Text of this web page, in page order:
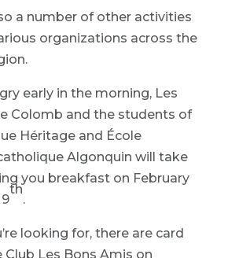
a number of other activities
organizations across the
early in the morning, Les
Colomb and the students of
Héritage and École
Algonquin will take
you breakfast on February
th
.
looking for, there are card
Club Les Bons Amis on